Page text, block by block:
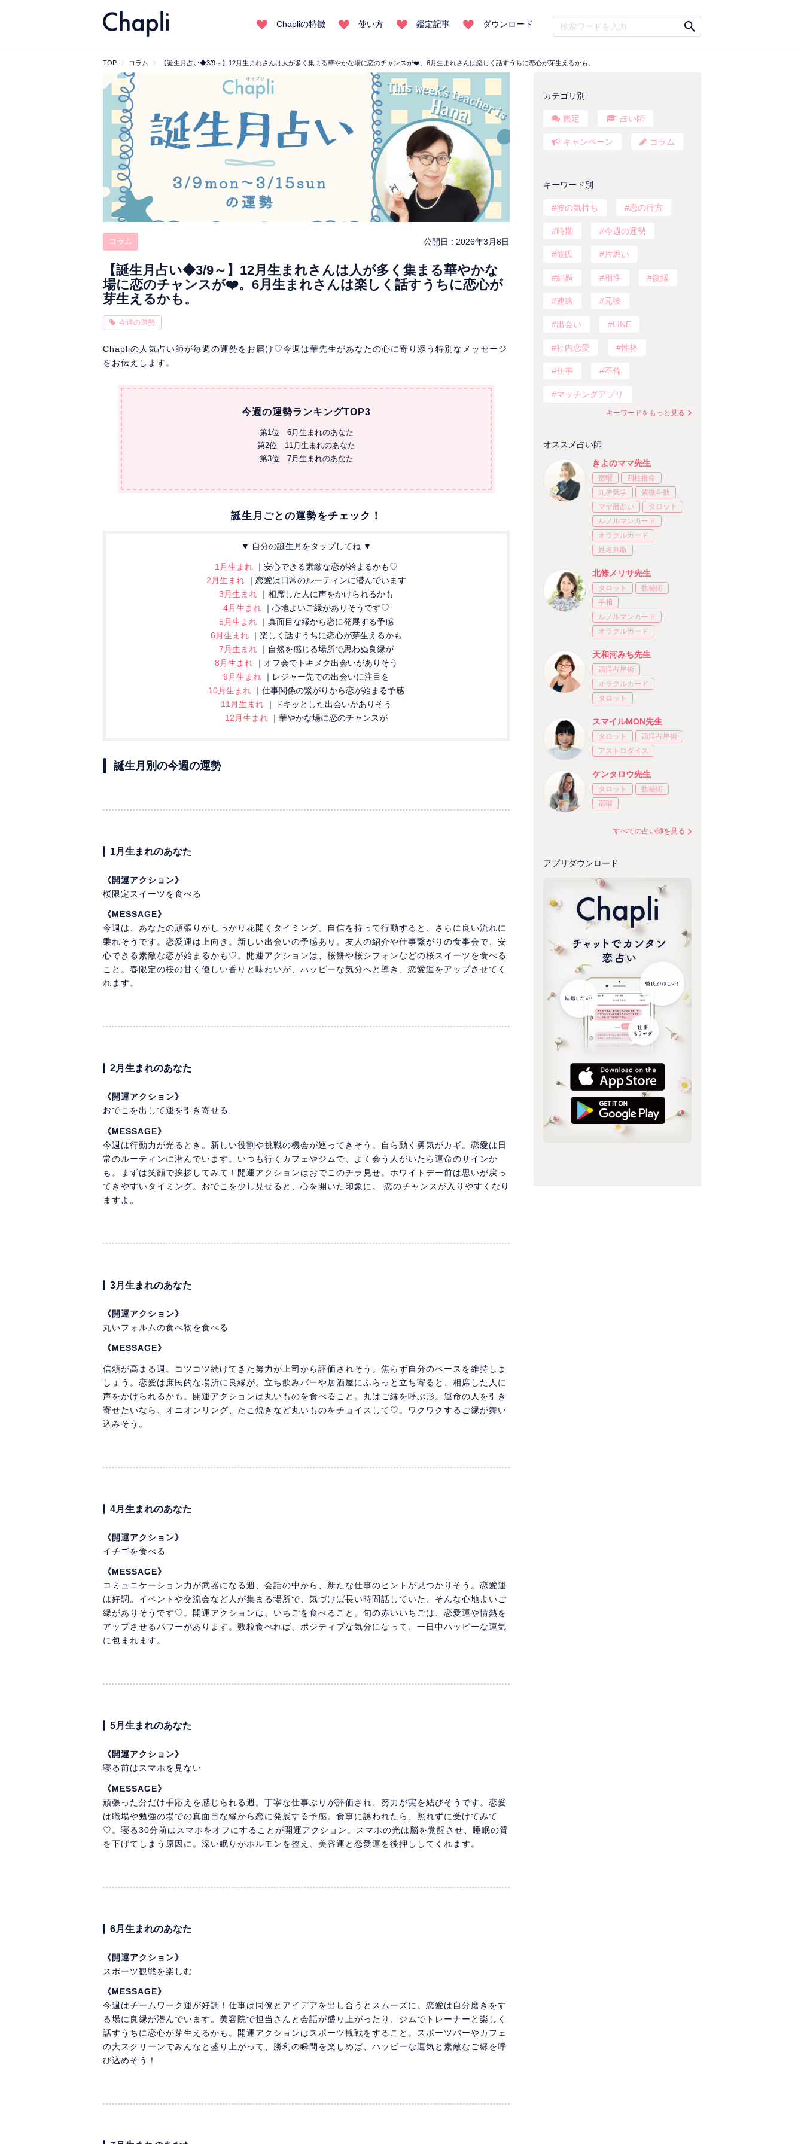
Chapliの特徴 使い方 鑑定記事 ダウンロード
TOP コラム 【誕生月占い◆3/9～】12月生まれさんは人が多く集まる華やかな場に恋のチャンスが❤️。6月生まれさんは楽しく話すうちに恋心が芽生えるかも。
コラム 公開日 : 2026年3月8日
【誕生月占い◆3/9～】12月生まれさんは人が多く集まる華やかな
場に恋のチャンスが❤️。6月生まれさんは楽しく話すうちに恋心が
芽生えるかも。
今週の運勢
Chapliの人気占い師が毎週の運勢をお届け♡今週は華先生があなたの心に寄り添う特別なメッセージ
をお伝えします。
今週の運勢ランキングTOP3
第1位 6月生まれのあなた
第2位 11月生まれのあなた
第3位 7月生まれのあなた
誕生月ごとの運勢をチェック！
▼ 自分の誕生月をタップしてね ▼
1月生まれ
｜安心できる素敵な恋が始まるかも♡
2月生まれ
｜恋愛は日常のルーティンに潜んでいます
3月生まれ
｜相席した人に声をかけられるかも
4月生まれ
｜心地よいご縁がありそうです♡
5月生まれ
｜真面目な縁から恋に発展する予感
6月生まれ
｜楽しく話すうちに恋心が芽生えるかも
7月生まれ
｜自然を感じる場所で思わぬ良縁が
8月生まれ
｜オフ会でトキメク出会いがありそう
9月生まれ
｜レジャー先での出会いに注目を
10月生まれ
｜仕事関係の繋がりから恋が始まる予感
11月生まれ
｜ドキッとした出会いがありそう
12月生まれ
｜華やかな場に恋のチャンスが
誕生月別の今週の運勢
1月生まれのあなた
《開運アクション》
桜限定スイーツを食べる
《MESSAGE》
今週は、あなたの頑張りがしっかり花開くタイミング。自信を持って行動すると、さらに良い流れに
乗れそうです。恋愛運は上向き。新しい出会いの予感あり。友人の紹介や仕事繋がりの食事会で、安
心できる素敵な恋が始まるかも♡。開運アクションは、桜餅や桜シフォンなどの桜スイーツを食べる
こと。春限定の桜の甘く優しい香りと味わいが、ハッピーな気分へと導き、恋愛運をアップさせてく
れます。
2月生まれのあなた
《開運アクション》
おでこを出して運を引き寄せる
《MESSAGE》
今週は行動力が光るとき。新しい役割や挑戦の機会が巡ってきそう。自ら動く勇気がカギ。恋愛は日
常のルーティンに潜んでいます。いつも行くカフェやジムで、よく会う人がいたら運命のサインか
も。まずは笑顔で挨拶してみて！開運アクションはおでこのチラ見せ。ホワイトデー前は思いが戻っ
てきやすいタイミング。おでこを少し見せると、心を開いた印象に。 恋のチャンスが入りやすくなり
ますよ。
3月生まれのあなた
《開運アクション》
丸いフォルムの食べ物を食べる
《MESSAGE》
信頼が高まる週。コツコツ続けてきた努力が上司から評価されそう。焦らず自分のペースを維持しま
しょう。恋愛は庶民的な場所に良縁が。立ち飲みバーや居酒屋にふらっと立ち寄ると、相席した人に
声をかけられるかも。開運アクションは丸いものを食べること。丸はご縁を呼ぶ形。運命の人を引き
寄せたいなら、オニオンリング、たこ焼きなど丸いものをチョイスして♡。ワクワクするご縁が舞い
込みそう。
4月生まれのあなた
《開運アクション》
イチゴを食べる
《MESSAGE》
コミュニケーション力が武器になる週、会話の中から、新たな仕事のヒントが見つかりそう。恋愛運
は好調。イベントや交流会など人が集まる場所で、気づけば長い時間話していた、そんな心地よいご
縁がありそうです♡。開運アクションは、いちごを食べること。旬の赤いいちごは、恋愛運や情熱を
アップさせるパワーがあります。数粒食べれば、ポジティブな気分になって、一日中ハッピーな運気
に包まれます。
5月生まれのあなた
《開運アクション》
寝る前はスマホを見ない
《MESSAGE》
頑張った分だけ手応えを感じられる週。丁寧な仕事ぶりが評価され、努力が実を結びそうです。恋愛
は職場や勉強の場での真面目な縁から恋に発展する予感。食事に誘われたら、照れずに受けてみて
♡。寝る30分前はスマホをオフにすることが開運アクション。スマホの光は脳を覚醒させ、睡眠の質
を下げてしまう原因に。深い眠りがホルモンを整え、美容運と恋愛運を後押ししてくれます。
6月生まれのあなた
《開運アクション》
スポーツ観戦を楽しむ
《MESSAGE》
今週はチームワーク運が好調！仕事は同僚とアイデアを出し合うとスムーズに。恋愛は自分磨きをす
る場に良縁が潜んでいます。美容院で担当さんと会話が盛り上がったり、ジムでトレーナーと楽しく
話すうちに恋心が芽生えるかも。開運アクションはスポーツ観戦をすること。スポーツバーやカフェ
の大スクリーンでみんなと盛り上がって、勝利の瞬間を楽しめば、ハッピーな運気と素敵なご縁を呼
び込めそう！
カテゴリ別
鑑定 占い師
キャンペーン コラム
キーワード別
彼の気持ち 恋の行方
時期 今週の運勢
彼氏 片思い
結婚 相性 復縁
連絡 元彼
出会い LINE
社内恋愛 性格
仕事 不倫
マッチングアプリ
キーワードをもっと見る
オススメ占い師
きよのママ先生
宿曜
四柱推命
九星気学
紫微斗数
マヤ暦占い
タロット
ルノルマンカード
オラクルカード
姓名判断
北條メリサ先生
タロット
数秘術
手相
ルノルマンカード
オラクルカード
天和河みち先生
西洋占星術
オラクルカード
タロット
スマイルMON先生
タロット
西洋占星術
アストロダイス
ケンタロウ先生
タロット
数秘術
宿曜
すべての占い師を見る
アプリダウンロード